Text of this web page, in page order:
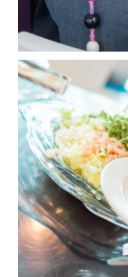
Avaa
kuva
galleriassa: